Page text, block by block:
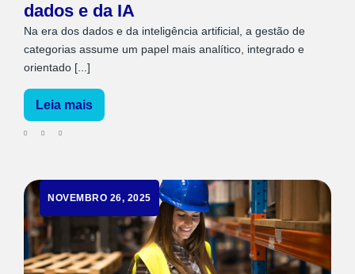
dados e da IA
Na era dos dados e da inteligência artificial, a gestão de
categorias assume um papel mais analítico, integrado e
orientado [...]
Leia mais
NOVEMBRO 26, 2025